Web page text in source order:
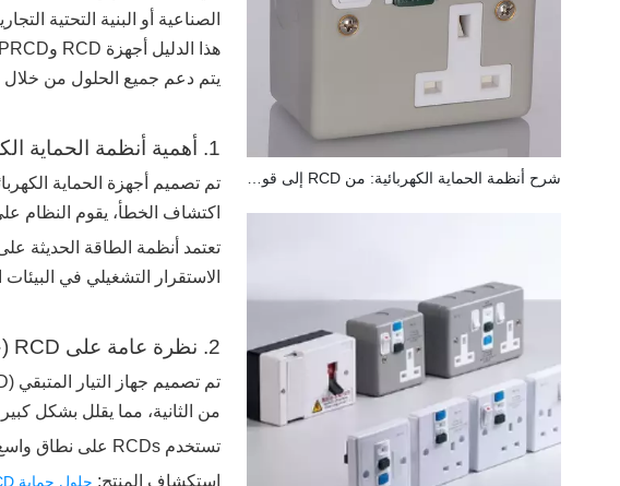
الصناعية أو البنية التحتية
يتم دعم جميع الحلول من
1. أهمية أنظمة الحماية الكهربائية
تم تصميم أجهزة الحماية
اكتشاف الخطأ، يقوم النظام
تعتمد أنظمة الطاقة الحديثة
الاستقرار التشغيلي في البيئات
2. نظرة عامة على RCD (جهاز التيار المتبقي).
من الثانية، مما يقلل بشكل
تستخدم RCDs على نطاق واسع في المنشآت السكنية والتجارية والصناعية كعنصر أساسي للسلامة في المعايير الكهربائية الحديثة.
استكشاف المنتج: حلول حماية RCD يوانكي